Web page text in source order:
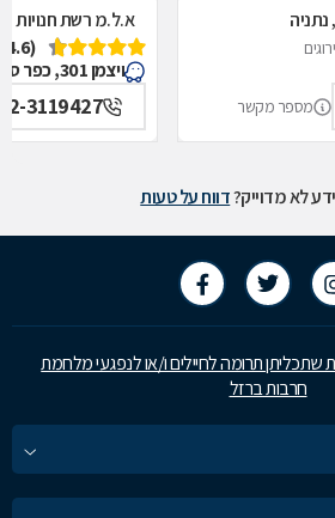
מספר מקשר
א.ל.מ רשת חנויות
(4.6)
ויצמן 301, כפר סבא
3119427
לא מדוייק?דווח על טעות
שתכליתן תרומה לחיילים ו/או לנפגעי מלחמת
חרבות ברזל